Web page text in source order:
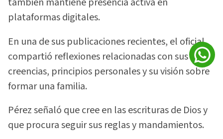
plataformas digitales.
En una de sus publicaciones recientes, el oficial
compartió reflexiones relacionadas con sus
creencias, principios personales y su visión sobre
formar una familia.
Pérez señaló que cree en las escrituras de Dios y
que procura seguir sus reglas y mandamientos.